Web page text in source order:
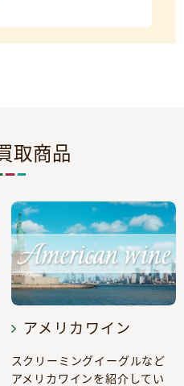
取商品
アメリカワイン
スクリーミングイーグルなど
アメリカワインを紹介してい